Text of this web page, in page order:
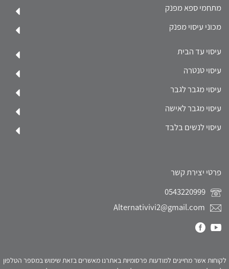
מתחמי ספא מפנק
מכוני עיסוי מפנק
עיסוי עד הבית
עיסוי טנטרה
עיסוי מגבר לגבר
עיסוי מגבר לאישה
עיסוי לנשים בלבד
פרטי יצירת קשר
Alternativivi2@gmail.com
לקוחות אשר מחייגים למודעות פרסומיות באתרנו מאשרים בזאת שימוש במספר הטלפון